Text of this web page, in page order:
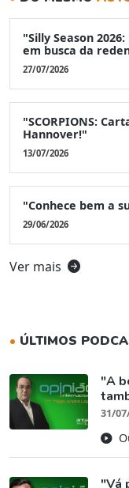
"Silly Season
em busca da
27/07/2026
"SCORPIONS:
Hannover!"
13/07/2026
"Conhece bem a
29/06/2026
Ver mais
• ÚLTIMOS
"A
31/
"Vá